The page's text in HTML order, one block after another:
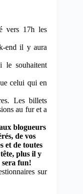
vers 17h les
end il y aura
le souhaitent
celui qui en
Les billets
au fur et a
blogueurs
de vos
et de toutes
plus il y
fun!
sur